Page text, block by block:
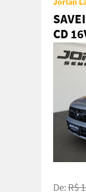
CD
De:R$